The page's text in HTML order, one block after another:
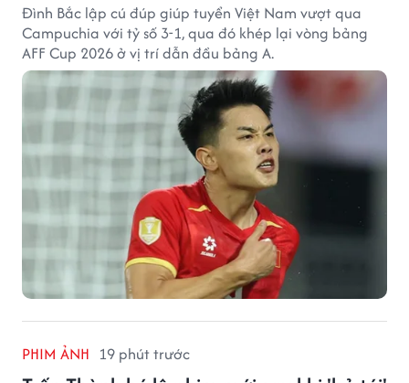
Đình Bắc lập cú đúp giúp tuyển Việt Nam vượt qua
Campuchia với tỷ số 3-1, qua đó khép lại vòng bảng
AFF Cup 2026 ở vị trí dẫn đầu bảng A.
PHIM ẢNH 19 phút trước